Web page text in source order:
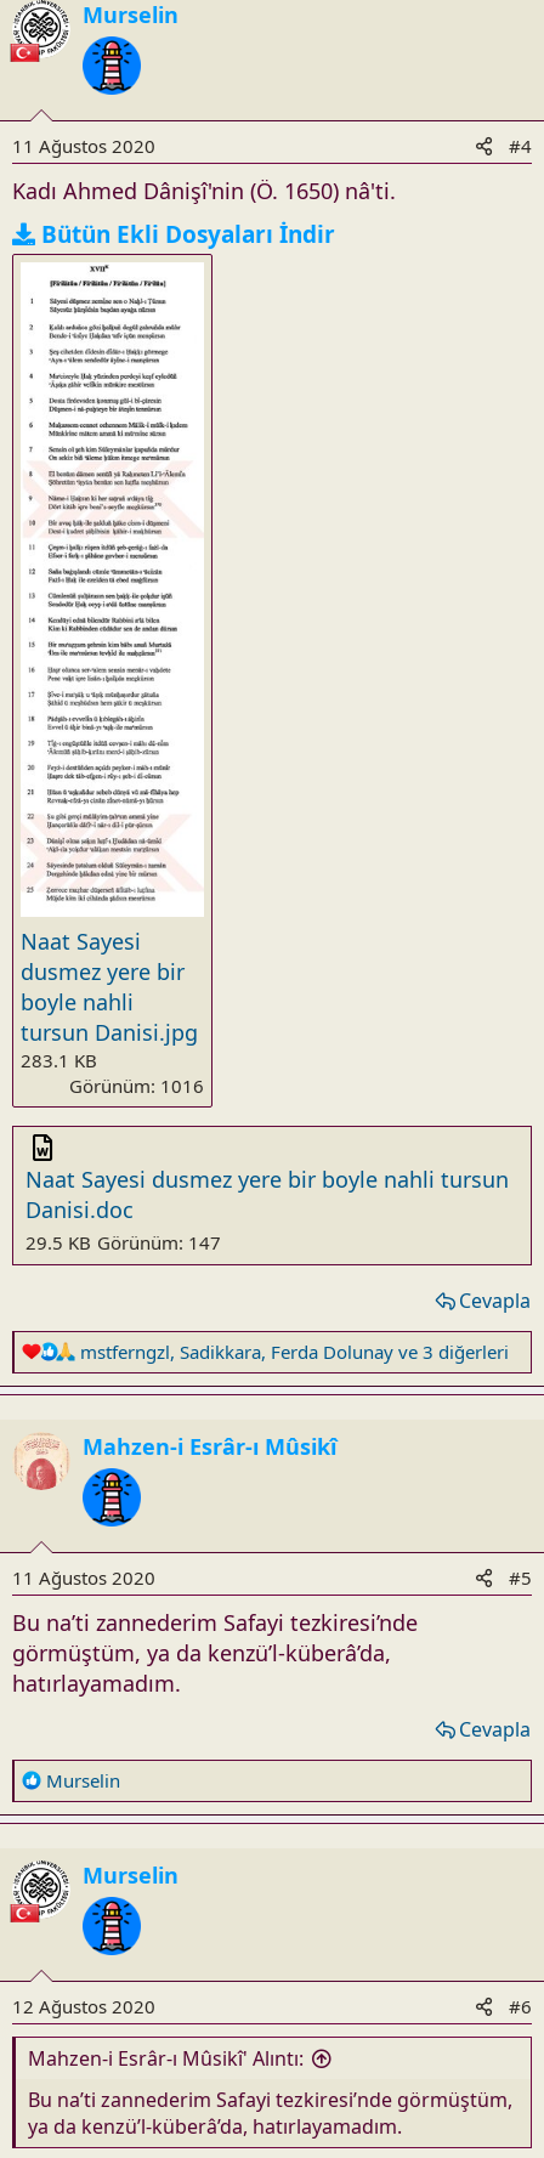
i
o
:
Murselin
11 Ağustos 2020 #4
Kadı Ahmed Dânişî'nin (Ö. 1650) nâ'ti.
Bütün Ekli Dosyaları İndir
Naat Sayesi
dusmez yere bir
boyle nahli
tursun Danisi.jpg
283.1 KB
Görünüm: 1016
Naat Sayesi dusmez yere bir boyle nahli tursun
Danisi.doc
29.5 KB Görünüm: 147
Cevapla
R
e
a
t
o
s
:
mstferngzl, Sadikkara, Ferda Dolunay ve 3 diğerleri
Mahzen-i Esrâr-ı Mûsikî
11 Ağustos 2020 #5
Bu na’ti zannederim Safayi tezkiresi’nde
görmüştüm, ya da kenzü’l-küberâ’da,
hatırlayamadım.
Cevapla
R
e
a
c
t
i
s
:
Murselin
Murselin
12 Ağustos 2020 #6
Mahzen-i Esrâr-ı Mûsikî' Alıntı:
Bu na’ti zannederim Safayi tezkiresi’nde görmüştüm,
ya da kenzü’l-küberâ’da, hatırlayamadım.